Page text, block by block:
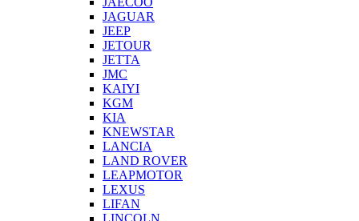
JAGUAR
JEEP
JETOUR
JETTA
JMC
KAIYI
KGM
KIA
KNEWSTAR
LANCIA
LAND ROVER
LEAPMOTOR
LEXUS
LIFAN
LINCOLN